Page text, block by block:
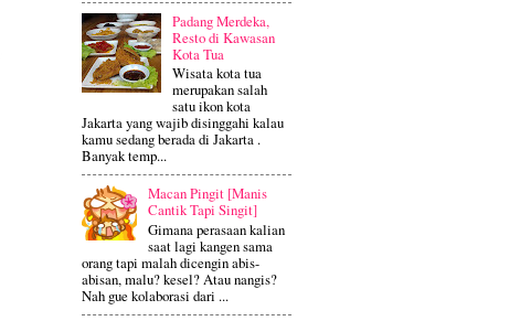
Padang Merdeka,
Resto di Kawasan
Kota Tua
Wisata kota tua
merupakan salah
satu ikon kota
Jakarta yang wajib disinggahi kalau
kamu sedang berada di Jakarta .
Banyak temp...
Macan Pingit [Manis
Cantik Tapi Singit]
Gimana perasaan kalian
saat lagi kangen sama
orang tapi malah dicengin abis-
abisan, malu? kesel? Atau nangis?
Nah gue kolaborasi dari ...